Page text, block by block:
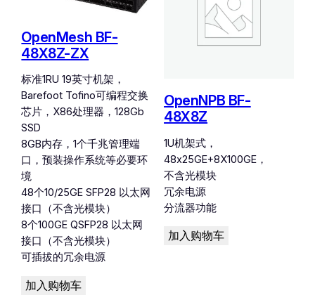
OpenMesh BF-
48X8Z-ZX
标准1RU 19英寸机架，
Barefoot Tofino可编程交换
芯片，X86处理器，128Gb
SSD
8GB内存，1个千兆管理端
口，预装操作系统等必要环
境
48个10/25GE SFP28 以太网
接口（不含光模块）
8个100GE QSFP28 以太网
接口（不含光模块）
可插拔的冗余电源
加入购物车
OpenNPB BF-
48X8Z
1U机架式，
48x25GE+8X100GE，
不含光模块
冗余电源
分流器功能
加入购物车